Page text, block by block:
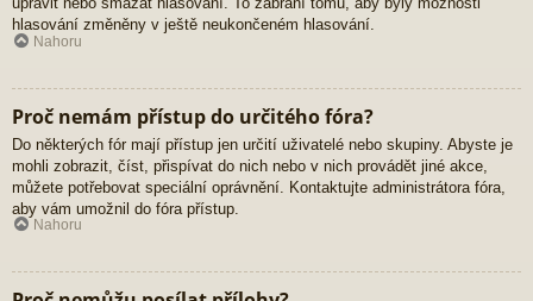
hlasování změněny v ještě neukončeném hlasování.
Nahoru
Proč nemám přístup do určitého fóra?
Do některých fór mají přístup jen určití uživatelé nebo skupiny. Abyste je
mohli zobrazit, číst, přispívat do nich nebo v nich provádět jiné akce,
můžete potřebovat speciální oprávnění. Kontaktujte administrátora fóra,
aby vám umožnil do fóra přístup.
Nahoru